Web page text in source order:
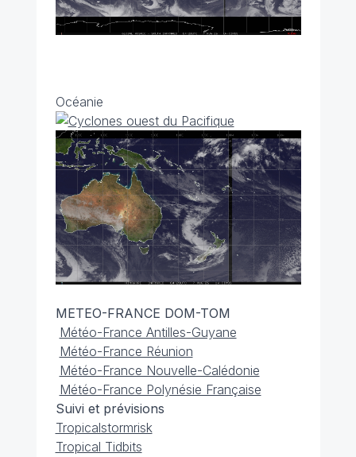
Océanie
METEO-FRANCE DOM-TOM
Météo-France Antilles-Guyane
Météo-France Réunion
Météo-France Nouvelle-Calédonie
Météo-France Polynésie Française
Suivi et prévisions
Tropicalstormrisk
Tropical Tidbits